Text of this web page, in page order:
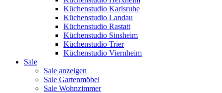
Küchenstudio Karlsruhe
Küchenstudio Landau
Küchenstudio Rastatt
Küchenstudio Sinsheim
Küchenstudio Trier
Küchenstudio Viernheim
Sale
Sale anzeigen
Sale Gartenmöbel
Sale Wohnzimmer